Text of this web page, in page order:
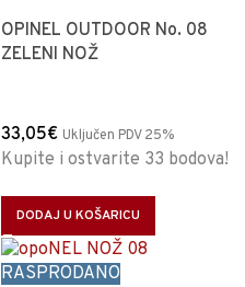
OPINEL OUTDOOR No. 08
ZELENI NOŽ
33,05€ Uključen PDV 25%
Kupite i ostvarite 33 bodova!
DODAJ U KOŠARICU
RASPRODANO